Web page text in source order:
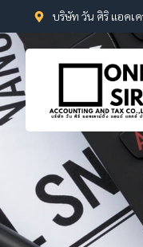
บริษัท วัน ศิริ แอคเ